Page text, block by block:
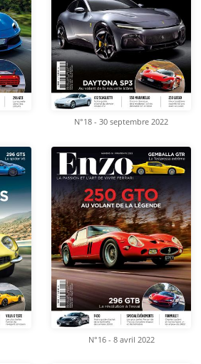
N°18 - 30 septembre 2022
N°16 - 8 avril 2022